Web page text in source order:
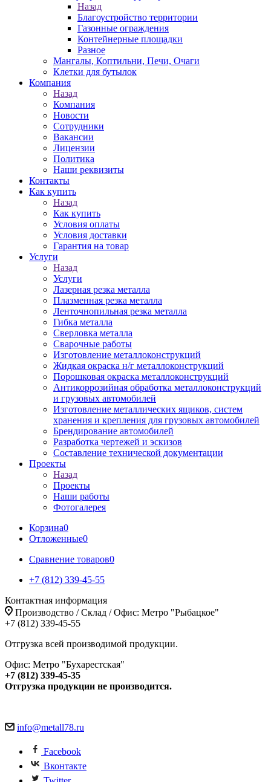
Назад
Благоустройство территории
Газонные ограждения
Контейнерные площадки
Разное
Мангалы, Коптильни, Печи, Очаги
Клетки для бутылок
Компания
Назад
Компания
Новости
Сотрудники
Вакансии
Лицензии
Политика
Наши реквизиты
Контакты
Как купить
Назад
Как купить
Условия оплаты
Условия доставки
Гарантия на товар
Услуги
Назад
Услуги
Лазерная резка металла
Плазменная резка металла
Ленточнопильная резка металла
Гибка металла
Сверловка металла
Сварочные работы
Изготовление металлоконструкций
Жидкая окраска н/г металлоконструкций
Порошковая окраска металлоконструкций
Антикоррозийная обработка металлоконструкций
и грузовых автомобилей
Изготовление металлических ящиков, систем
хранения и крепления для грузовых автомобилей
Брендирование автомобилей
Разработка чертежей и эскизов
Составление технической документации
Проекты
Назад
Проекты
Наши работы
Фотогалерея
Корзина0
Отложенные0
Сравнение товаров0
+7 (812) 339-45-55
Контактная информация
Производство / Склад / Офис: Метро "Рыбацкое"
+7 (812) 339-45-55
Отгрузка всей производимой продукции.
Офис: Метро "Бухарестская"
+7 (812) 339-45-35
Отгрузка продукции не производится.
info@metall78.ru
Facebook
Вконтакте